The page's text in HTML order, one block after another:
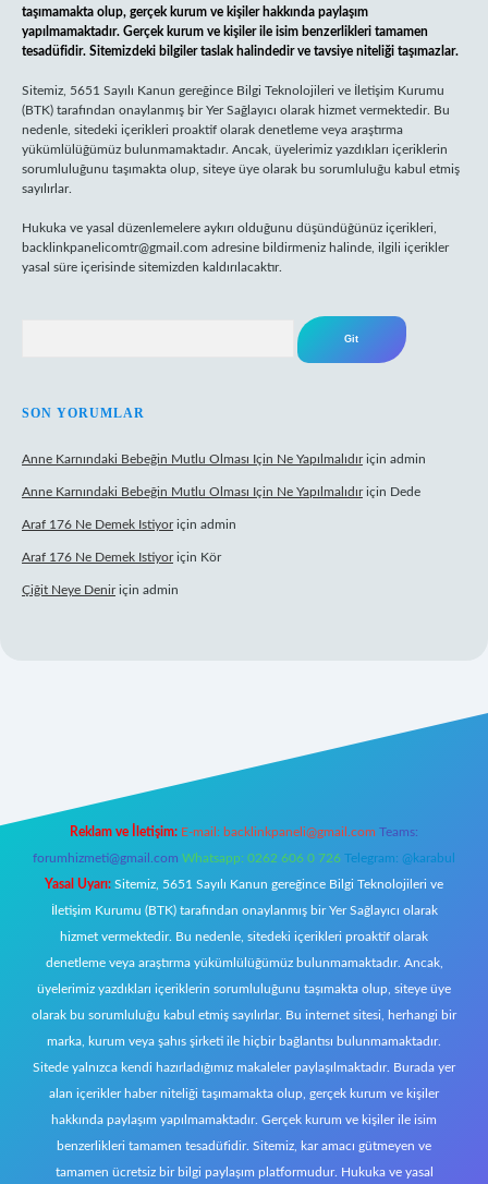
taşımamakta olup, gerçek kurum ve kişiler hakkında paylaşım
yapılmamaktadır. Gerçek kurum ve kişiler ile isim benzerlikleri tamamen
tesadüfidir. Sitemizdeki bilgiler taslak halindedir ve tavsiye niteliği taşımazlar.
Sitemiz, 5651 Sayılı Kanun gereğince Bilgi Teknolojileri ve İletişim Kurumu
(BTK) tarafından onaylanmış bir Yer Sağlayıcı olarak hizmet vermektedir. Bu
nedenle, sitedeki içerikleri proaktif olarak denetleme veya araştırma
yükümlülüğümüz bulunmamaktadır. Ancak, üyelerimiz yazdıkları içeriklerin
sorumluluğunu taşımakta olup, siteye üye olarak bu sorumluluğu kabul etmiş
sayılırlar.
Hukuka ve yasal düzenlemelere aykırı olduğunu düşündüğünüz içerikleri,
backlinkpanelicomtr@gmail.com adresine bildirmeniz halinde, ilgili içerikler
yasal süre içerisinde sitemizden kaldırılacaktır.
SON YORUMLAR
Anne Karnındaki Bebeğin Mutlu Olması Için Ne Yapılmalıdıriçin admin
Anne Karnındaki Bebeğin Mutlu Olması Için Ne Yapılmalıdıriçin Dede
Araf 176 Ne Demek Istiyoriçin admin
Araf 176 Ne Demek Istiyoriçin Kör
Çiğit Neye Deniriçin admin
Reklam ve İletişim: E-mail: backlinkpaneli@gmail.com Teams:
forumhizmeti@gmail.com Whatsapp: 0262 606 0 726 Telegram: @karabul
Yasal Uyarı: Sitemiz, 5651 Sayılı Kanun gereğince Bilgi Teknolojileri ve
İletişim Kurumu (BTK) tarafından onaylanmış bir Yer Sağlayıcı olarak
hizmet vermektedir. Bu nedenle, sitedeki içerikleri proaktif olarak
denetleme veya araştırma yükümlülüğümüz bulunmamaktadır. Ancak,
üyelerimiz yazdıkları içeriklerin sorumluluğunu taşımakta olup, siteye üye
olarak bu sorumluluğu kabul etmiş sayılırlar. Bu internet sitesi, herhangi bir
marka, kurum veya şahıs şirketi ile hiçbir bağlantısı bulunmamaktadır.
Sitede yalnızca kendi hazırladığımız makaleler paylaşılmaktadır. Burada yer
alan içerikler haber niteliği taşımamakta olup, gerçek kurum ve kişiler
hakkında paylaşım yapılmamaktadır. Gerçek kurum ve kişiler ile isim
benzerlikleri tamamen tesadüfidir. Sitemiz, kar amacı gütmeyen ve
tamamen ücretsiz bir bilgi paylaşım platformudur. Hukuka ve yasal